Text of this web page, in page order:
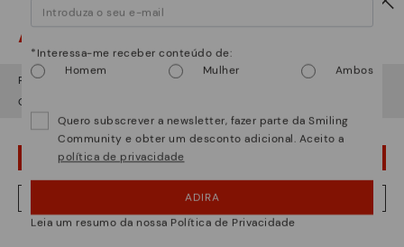
Desde 1984 trabalhamos para que cada sapato seja
Atenção!
Parece que está em e vai aceder no
Quer ir para a web de
¡UPS! FOI UM LAPSO, CONTINUO EM USA
NÂO, QUERO VISITAR A WEB DO PORTUGAL
*Interessa-me receber conteúdo de:
Homem
Mulher Ambos
Quero subscrever a newsletter, fazer parte da Smiling
Community e obter um desconto adicional. Aceito a
política de privacidade
ADIRA
Leia um resumo da nossa Política de Privacidade